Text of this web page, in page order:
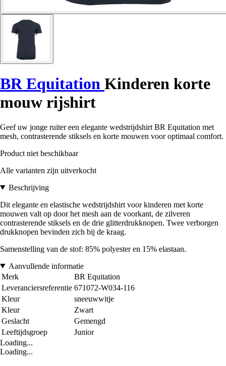
BR Equitation Kinderen korte
mouw rijshirt
Geef uw jonge ruiter een elegante wedstrijdshirt BR Equitation met
mesh, contrasterende stiksels en korte mouwen voor optimaal comfort.
Product niet beschikbaar
Alle varianten zijn uitverkocht
Beschrijving
Dit elegante en elastische wedstrijdshirt voor kinderen met korte
mouwen valt op door het mesh aan de voorkant, de zilveren
contrasterende stiksels en de drie glitterdrukknopen. Twee verborgen
drukknopen bevinden zich bij de kraag.
Samenstelling van de stof: 85% polyester en 15% elastaan.
Aanvullende informatie
Merk
BR Equitation
Leveranciersreferentie 671072-W034-116
Kleur
sneeuwwitje
Kleur
Zwart
Geslacht
Gemengd
Leeftijdsgroep
Junior
Loading...
Loading...